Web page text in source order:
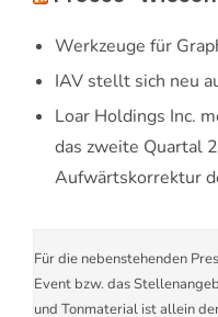
Werkzeuge für
IAV stellt sich neu
Loar Holdings Inc.
das zweite Quartal
Aufwärtskorrektur
Für die nebenstehenden
Event bzw. das
und Tonmaterial ist allein